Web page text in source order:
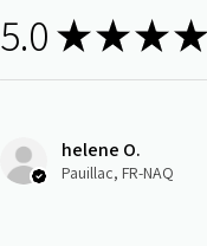
5.0 ★★★★
helene O.
Pauillac, FR-NAQ